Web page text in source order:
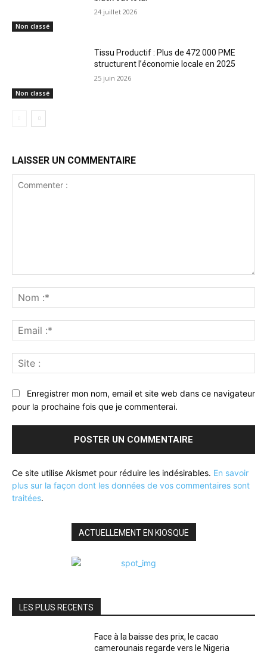
Non classé
24 juillet 2026
Non classé
Tissu Productif : Plus de 472 000 PME
structurent l’économie locale en 2025
25 juin 2026
LAISSER UN COMMENTAIRE
:*
:*
:
Enregistrer mon nom, email et site web dans ce navigateur
pour la prochaine fois que je commenterai.
Ce site utilise Akismet pour réduire les indésirables. En savoir
plus sur la façon dont les données de vos commentaires sont
traitées.
ACTUELLEMENT EN KIOSQUE
LES PLUS RECENTS
Face à la baisse des prix, le cacao
camerounais regarde vers le Nigeria